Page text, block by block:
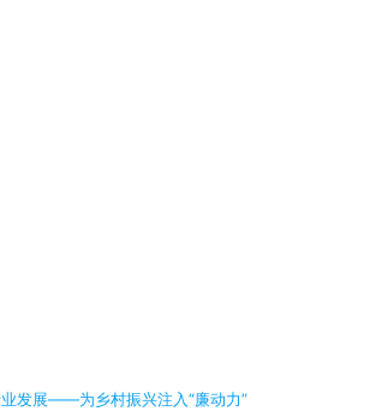
发展——为乡村振兴注入“廉动力”